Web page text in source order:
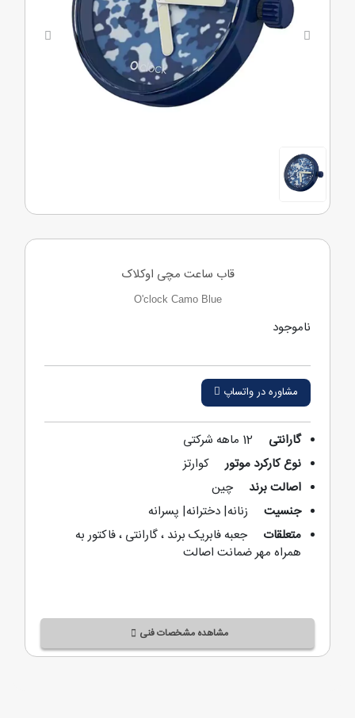
Previous
Next
قاب ساعت مچی اوکلاک
O'clock Camo Blue
ناموجود
مشاوره در واتساپ
گارانتی
12 ماهه شرکتی
نوع کارکرد موتور
کوارتز
اصالت برند
چین
جنسیت
زنانه| دخترانه| پسرانه
متعلقات
جعبه فابریک برند ، گارانتی ، فاکتور به
همراه مهر ضمانت اصالت
مشاهده مشخصات فنی